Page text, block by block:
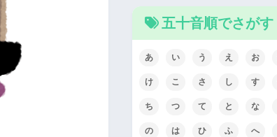
五十音順でさがす
あ い う え お
け こ さ し す
ち つ て と な
の は ひ ふ へ